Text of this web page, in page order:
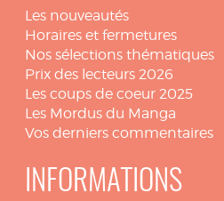
Les nouveautés
Horaires et fermetures
Nos sélections thématiques
Prix des lecteurs 2026
Les coups de coeur 2025
Les Mordus du Manga
Vos derniers commentaires
INFORMATIONS